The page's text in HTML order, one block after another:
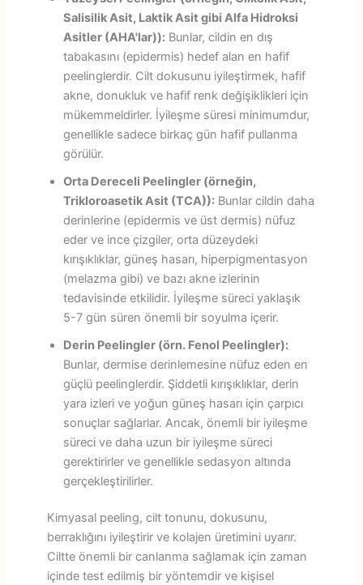
Salisilik Asit, Laktik Asit gibi Alfa Hidroksi
Asitler (AHA'lar)):Bunlar, cildin en dış
tabakasını (epidermis) hedef alan en hafif
peelinglerdir. Cilt dokusunu iyileştirmek, hafif
akne, donukluk ve hafif renk değişiklikleri için
mükemmeldirler. İyileşme süresi minimumdur,
genellikle sadece birkaç gün hafif pullanma
görülür.
Orta Dereceli Peelingler (örneğin,
Trikloroasetik Asit (TCA)):Bunlar cildin daha
derinlerine (epidermis ve üst dermis) nüfuz
eder ve ince çizgiler, orta düzeydeki
kırışıklıklar, güneş hasarı, hiperpigmentasyon
(melazma gibi) ve bazı akne izlerinin
tedavisinde etkilidir. İyileşme süreci yaklaşık
5-7 gün süren önemli bir soyulma içerir.
Derin Peelingler (örn. Fenol Peelingler):
Bunlar, dermise derinlemesine nüfuz eden en
güçlü peelinglerdir. Şiddetli kırışıklıklar, derin
yara izleri ve yoğun güneş hasarı için çarpıcı
sonuçlar sağlarlar. Ancak, önemli bir iyileşme
süreci ve daha uzun bir iyileşme süreci
gerektirirler ve genellikle sedasyon altında
gerçekleştirilirler.
Kimyasal peeling, cilt tonunu, dokusunu,
berraklığını iyileştirir ve kolajen üretimini uyarır.
Ciltte önemli bir canlanma sağlamak için zaman
içinde test edilmiş bir yöntemdir ve kişisel